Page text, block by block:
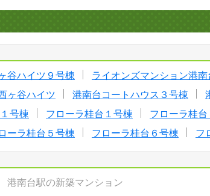
谷ハイツ９号棟 ライオンズマンション港南
ヶ谷ハイツ 港南台コートハウス３号棟
号棟 フローラ桂台１号棟 フローラ桂台
ーラ桂台５号棟 フローラ桂台６号棟 フ
港南台駅の新築マンション